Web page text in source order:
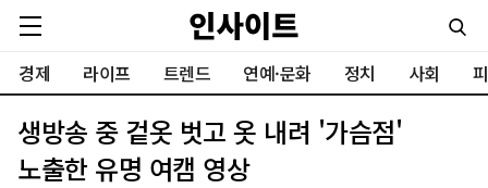
경제 라이프 트렌드 연예·문화 정치 사회
생방송 중 겉옷 벗고 옷 내려 '가슴점'
노출한 유명 여캠 영상